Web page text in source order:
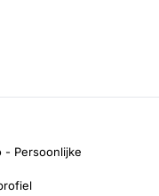
- Persoonlijke